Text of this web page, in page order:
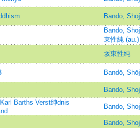
Bandō,
Bando,
東性純 (au.)
坂東性純
Bandō,
Bando,
Barths Verst绅dnis
Bando,
Bando,